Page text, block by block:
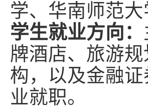
学、华南师范
学生就业方向：
牌酒店、旅游
构，以及金融
业就职。